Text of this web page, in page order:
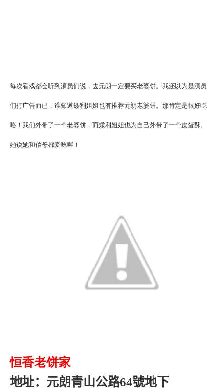
每次看戏都会听到演员们说，去元朗一定要买老婆饼。我还以为是演员
们打广告而已，谁知道矮利姐姐也有推荐元朗老婆饼。那肯定是很好吃
咯！我们外带了一个老婆饼，而矮利姐姐也为自己外带了一个皮蛋酥。
她说她和伯母都爱吃喔！
恒香老饼家
地址：元朗青山公路64號地下